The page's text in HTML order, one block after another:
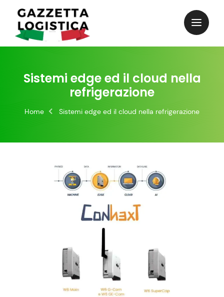
content
Sistemi edge ed il cloud nella
refrigerazione
Home Sistemi edge ed il cloud nella refrigerazione